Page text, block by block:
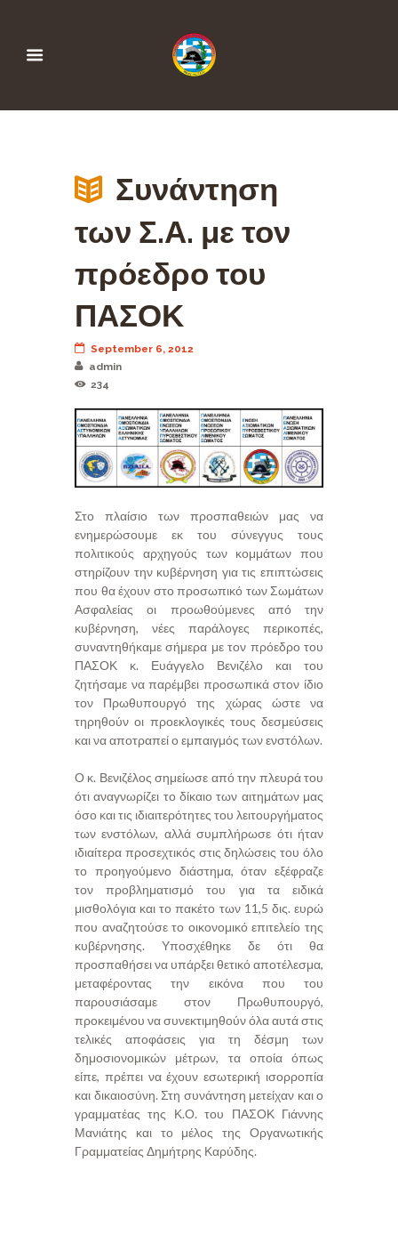
Συνάντηση
των Σ.Α. με τον
πρόεδρο του
ΠΑΣΟΚ
September 6, 2012
admin
234
Στο πλαίσιο των προσπαθειών μας να
ενημερώσουμε εκ του σύνεγγυς τους
πολιτικούς αρχηγούς των κομμάτων που
στηρίζουν την κυβέρνηση για τις επιπτώσεις
που θα έχουν στο προσωπικό των Σωμάτων
Ασφαλείας οι προωθούμενες από την
κυβέρνηση, νέες παράλογες περικοπές,
συναντηθήκαμε σήμερα με τον πρόεδρο του
ΠΑΣΟΚ κ. Ευάγγελο Βενιζέλο και του
ζητήσαμε να παρέμβει προσωπικά στον ίδιο
τον Πρωθυπουργό της χώρας ώστε να
τηρηθούν οι προεκλογικές τους δεσμεύσεις
και να αποτραπεί ο εμπαιγμός των ενστόλων.
Ο κ. Βενιζέλος σημείωσε από την πλευρά του
ότι αναγνωρίζει το δίκαιο των αιτημάτων μας
όσο και τις ιδιαιτερότητες του λειτουργήματος
των ενστόλων, αλλά συμπλήρωσε ότι ήταν
ιδιαίτερα προσεχτικός στις δηλώσεις του όλο
το προηγούμενο διάστημα, όταν εξέφραζε
τον προβληματισμό του για τα ειδικά
μισθολόγια και το πακέτο των 11,5 δις. ευρώ
που αναζητούσε το οικονομικό επιτελείο της
κυβέρνησης. Υποσχέθηκε δε ότι θα
προσπαθήσει να υπάρξει θετικό αποτέλεσμα,
μεταφέροντας την εικόνα που του
παρουσιάσαμε στον Πρωθυπουργό,
προκειμένου να συνεκτιμηθούν όλα αυτά στις
τελικές αποφάσεις για τη δέσμη των
δημοσιονομικών μέτρων, τα οποία όπως
είπε, πρέπει να έχουν εσωτερική ισορροπία
και δικαιοσύνη. Στη συνάντηση μετείχαν και ο
γραμματέας της Κ.Ο. του ΠΑΣΟΚ Γιάννης
Μανιάτης και το μέλος της Οργανωτικής
Γραμματείας Δημήτρης Καρύδης.